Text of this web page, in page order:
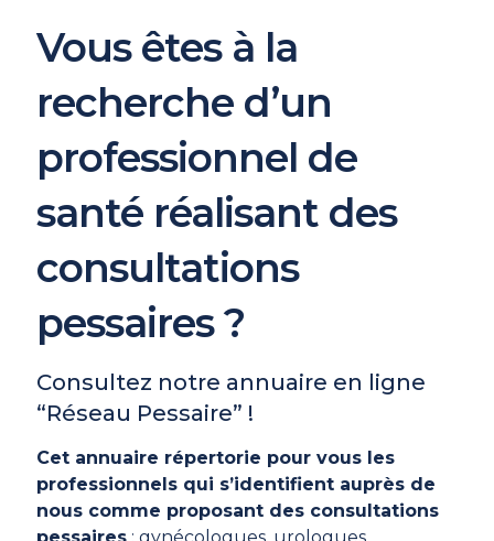
Vous êtes à la
recherche d’un
professionnel de
santé réalisant des
consultations
pessaires ?
Consultez notre annuaire en ligne
“Réseau Pessaire” !
Cet annuaire répertorie pour vous les
professionnels qui s’identifient auprès de
nous comme proposant des consultations